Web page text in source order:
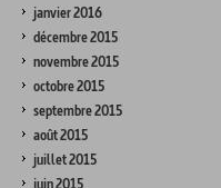
janvier 2016
décembre 2015
novembre 2015
octobre 2015
septembre 2015
août 2015
juillet 2015